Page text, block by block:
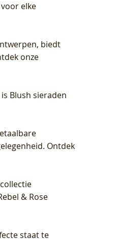
elke
biedt
onze
Blush sieraden
Ontdek
& Rose
staat te